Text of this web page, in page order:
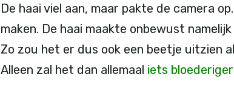
De haai viel aan, maar pakte de camera
maken. De haai maakte onbewust
Zo zou het er dus ook een beetje uitzien
Alleen zal het dan allemaal iets bloederiger